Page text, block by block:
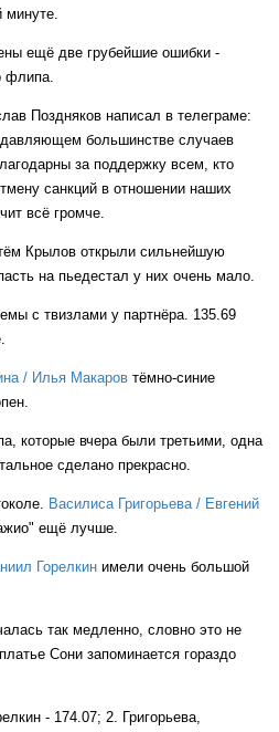
минуте.
ещё две грубейшие ошибки -
флипа.
Поздняков написал в телеграме:
большинстве случаев
за поддержку всем, кто
санкций в отношении наших
всё громче.
Крылов открыли сильнейшую
на пьедестал у них очень мало.
с твизлами у партнёра. 135.69
/ Илья Макаров тёмно-синие
которые вчера были третьими, одна
сделано прекрасно.
Василиса Григорьева / Евгений
ещё лучше.
Горелкин имели очень большой
так медленно, словно это не
Сони запоминается гораздо
- 174.07; 2. Григорьева,